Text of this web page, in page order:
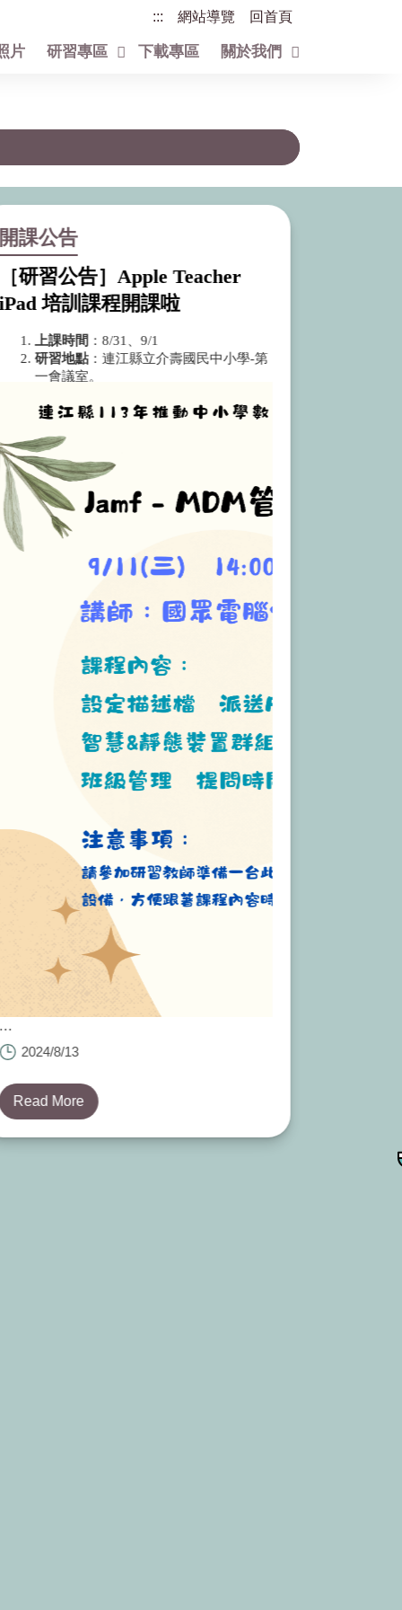
::: 網站導覽 回首頁
片 研習專區 下載專區 關於我們
．課程時段：
作權
學字第1130041169號
開課公告
［研習公告］Apple Teacher
iPad 培訓課程開課啦
上課時間 ：8/31、9/1
研習地點：連江縣立介壽國民中小學-第
一會議室。
報名連結：
詳細課程參考附圖、附件
2024/8/13
Read More